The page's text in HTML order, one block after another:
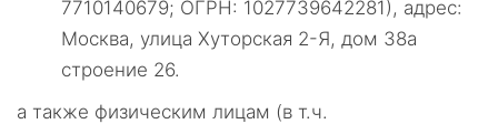
7710140679; ОГРН: 1027739642281), адрес:
Москва, улица Хуторская 2-Я, дом 38а
строение 26.
а также физическим лицам (в т.ч.